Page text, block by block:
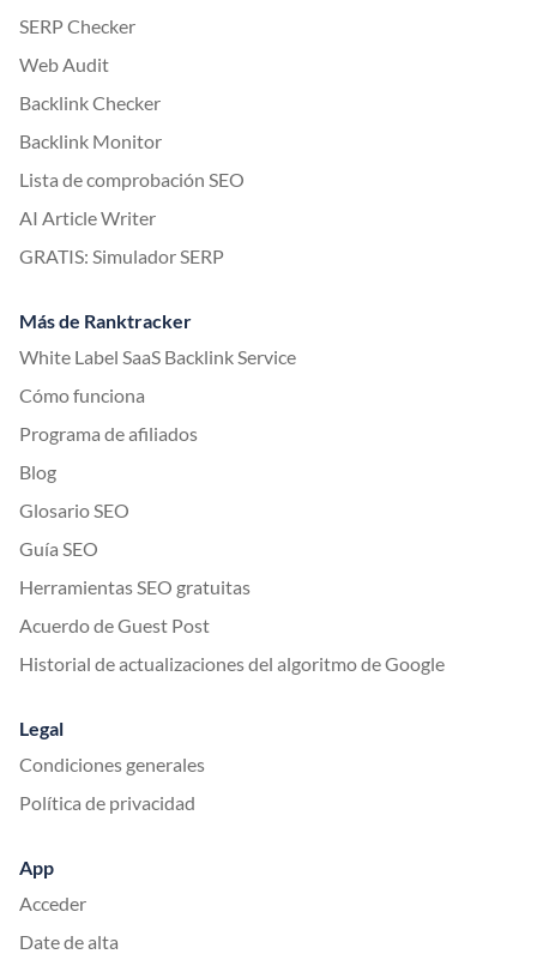
SERP Checker
Web Audit
Backlink Checker
Backlink Monitor
Lista de comprobación SEO
AI Article Writer
GRATIS: Simulador SERP
Más de Ranktracker
White Label SaaS Backlink Service
Cómo funciona
Programa de afiliados
Blog
Glosario SEO
Guía SEO
Herramientas SEO gratuitas
Acuerdo de Guest Post
Historial de actualizaciones del algoritmo de Google
Legal
Condiciones generales
Política de privacidad
App
Acceder
Date de alta